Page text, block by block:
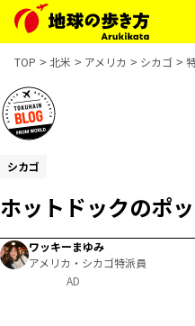
TOP 北米 アメリカ シカゴ
シカゴ
ホットドックのポ
ワッキーまゆみ
アメリカ・シカゴ特派員
AD